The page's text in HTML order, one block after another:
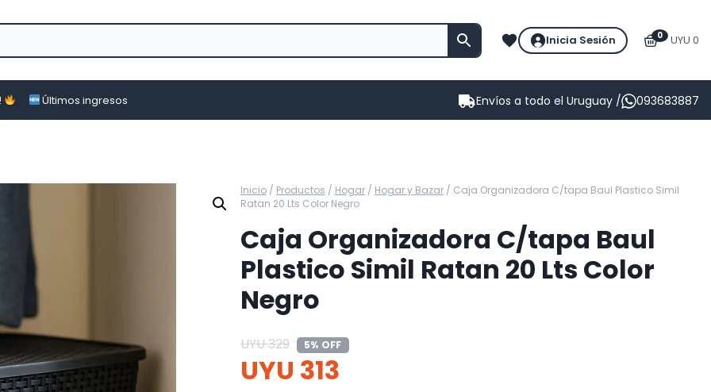
Inicia Sesión 0 UYU 0
Últimos ingresos Envíos a todo el Uruguay / 093683887
Inicio / Productos / Hogar / Hogar y Bazar / Caja Organizadora C/tapa Baul Plastico Simil
Ratan 20 Lts Color Negro
Caja Organizadora C/tapa Baul
Plastico Simil Ratan 20 Lts Color
Negro
UYU329 5% OFF
UYU 313